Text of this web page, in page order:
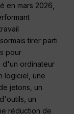
en mars 2026,
tirer parti
pour
d'un ordinateur
logiciel, une
jetons, un
un
réduction de